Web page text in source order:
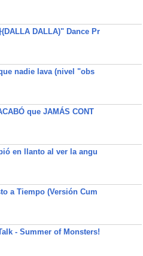
(DALLA DALLA)" Dance Pr
nadie lava (nivel "obs
que JAMÁS CONT
en llanto al ver la angu
a Tiempo (Versión Cum
- Summer of Monsters!